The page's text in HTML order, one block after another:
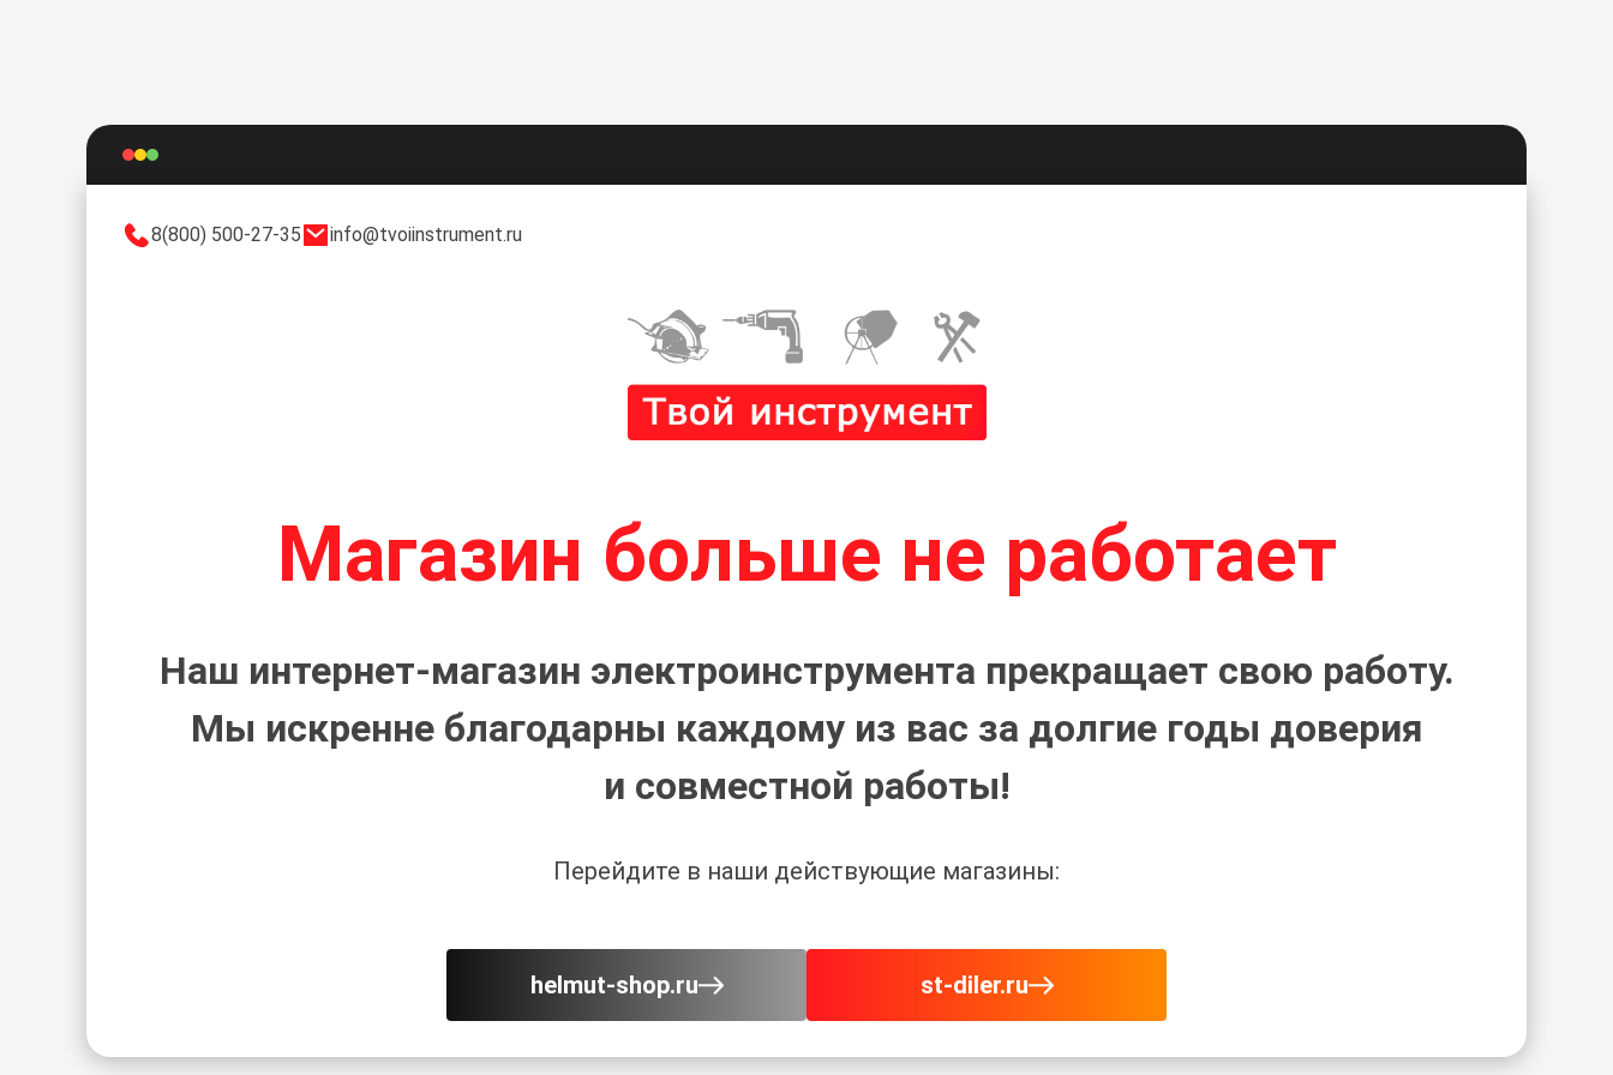
8(800) 500-27-35 info@tvoiinstrument.ru
Магазин больше не работает
Наш интернет-магазин электроинструмента прекращает свою работу.
Мы искренне благодарны каждому из вас за долгие годы доверия
и совместной работы!
Перейдите в наши действующие магазины:
helmut-shop.ru st-diler.ru